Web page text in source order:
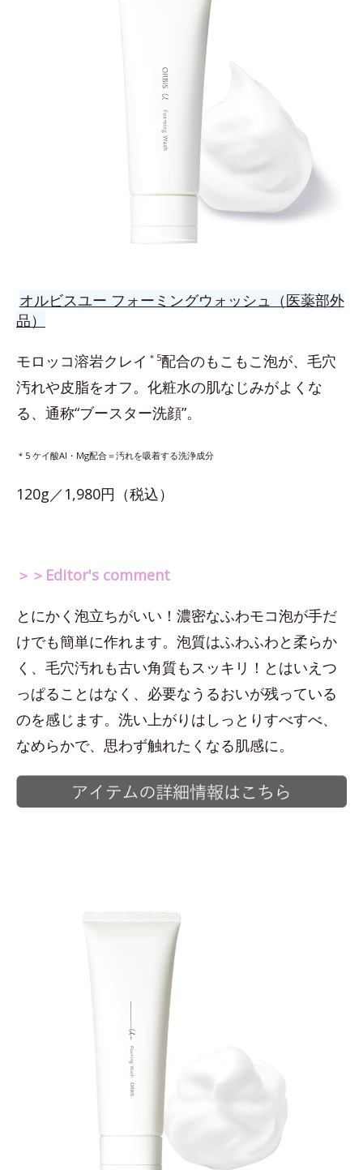
オルビスユー フォーミングウォッシュ（医薬部外
品）
モロッコ溶岩クレイ ＊5配合のもこもこ泡が、毛穴
汚れや皮脂をオフ。化粧水の肌なじみがよくな
る、通称“ブースター洗顔”。
＊5 ケイ酸Al・Mg配合＝汚れを吸着する洗浄成分
120g／1,980円（税込）
＞＞Editor's comment
とにかく泡立ちがいい！濃密なふわモコ泡が手だ
けでも簡単に作れます。泡質はふわふわと柔らか
く、毛穴汚れも古い角質もスッキリ！とはいえつ
っぱることはなく、必要なうるおいが残っている
のを感じます。洗い上がりはしっとりすべすべ、
なめらかで、思わず触れたくなる肌感に。